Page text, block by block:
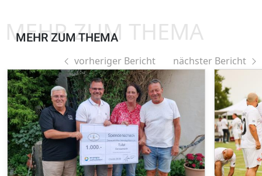
MEHR ZUM THEMA
MEHR ZUM THEMA
vorheriger Bericht nächster Bericht